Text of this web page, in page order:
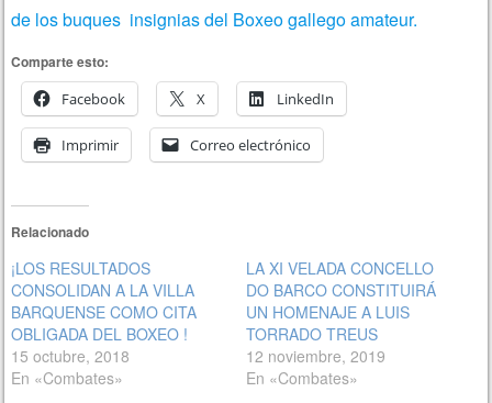
de los buques insignias del Boxeo gallego amateur.
Comparte esto:
Facebook
X LinkedIn
Imprimir Correo electrónico
Relacionado
¡LOS RESULTADOS
CONSOLIDAN A LA VILLA
BARQUENSE COMO CITA
OBLIGADA DEL BOXEO !
15 octubre, 2018
En «Combates»
LA XI VELADA CONCELLO
DO BARCO CONSTITUIRÁ
UN HOMENAJE A LUIS
TORRADO TREUS
12 noviembre, 2019
En «Combates»